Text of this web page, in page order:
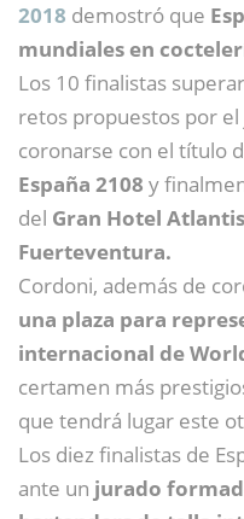
2018 demostró que
mundiales en
Los 10 finalistas
retos propuestos por
coronarse con el título
España 2108 y
del Gran Hotel
Fuerteventura.
Cordoni, además de
una plaza para
internacional de
certamen más
que tendrá lugar este
Los diez finalistas de
ante un jurado